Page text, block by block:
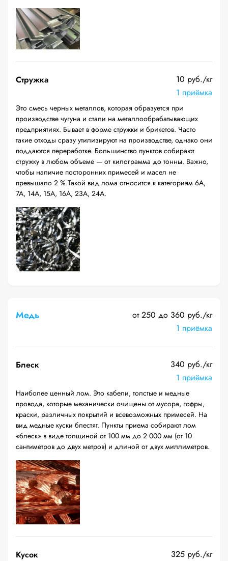
Стружка
10 руб./кг
1 приёмка
Это смесь черных металлов, которая образуется при
производстве чугуна и стали на металлообрабатывающих
предприятиях. Бывает в форме стружки и брикетов. Часто
такие отходы сразу утилизируют на производстве, однако они
поддаются переработке. Большинство пунктов собирают
стружку в любом объеме — от килограмма до тонны. Важно,
чтобы наличие посторонних примесей и масел не
превышало 2 %.Такой вид лома относится к категориям 6А,
7А, 14А, 15А, 16А, 23А, 24А.
Медь
от 250 до 360 руб./кг
1 приёмка
Блеск
340 руб./кг
1 приёмка
Наиболее ценный лом. Это кабели, толстые и медные
провода, которые механически очищены от мусора, гофры,
краски, различных покрытий и всевозможных примесей. На
вид медные куски блестят. Пункты приема собирают лом
«блеск» в виде толщиной от 100 мм до 2 000 мм (от 10
сантиметров до двух метров) и длиной от двух миллиметров.
Кусок
325 руб./кг